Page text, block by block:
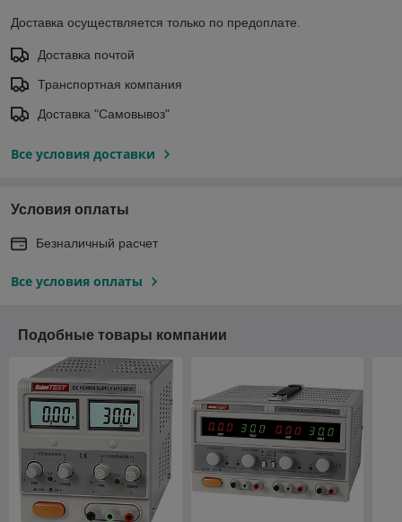
Доставка осуществляется только по предоплате.
Доставка почтой
Транспортная компания
Доставка "Самовывоз"
Все условия доставки
Условия оплаты
Безналичный расчет
Все условия оплаты
Подобные товары компании